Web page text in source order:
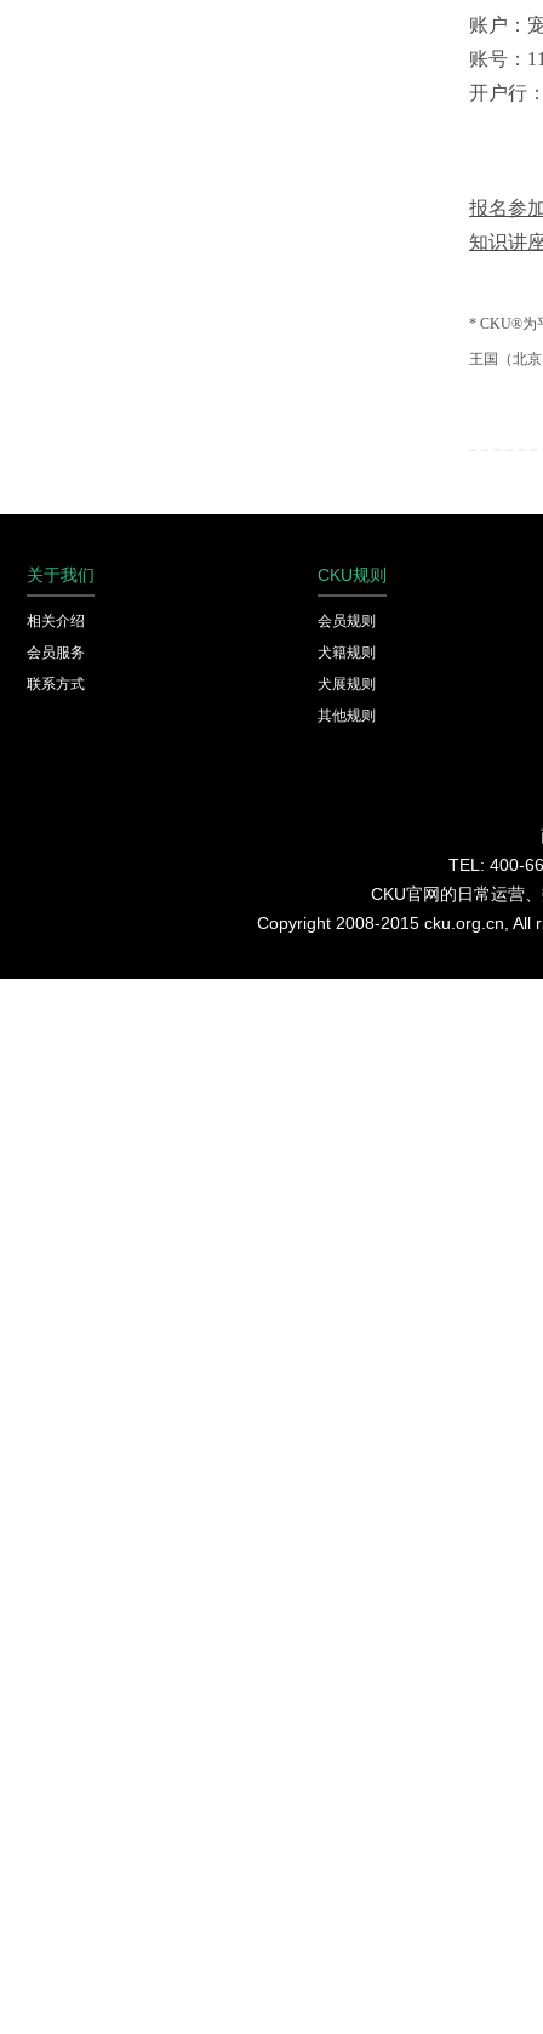
账户：
账号：
开户行
报名参
知识讲
* CKU®为
王国（北
关于我们
相关介绍
会员服务
联系方式
CKU规则
会员规则
犬籍规则
犬展规则
其他规则
TEL: 400-
CKU官网的日常运营
Copyright 2008-2015 cku.org.cn,